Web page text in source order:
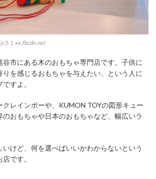
1.xx.fbcdn.net
谷市にある木のおもちゃ専門店です。子供に
りを感じるおもちゃを与えたい、という人に
すよ。
クレインボーや、KUMON TOYの図形キュー
のおもちゃや日本のおもちゃなど、幅広いラ
いけど、何を選べばいいかわからないという
です。